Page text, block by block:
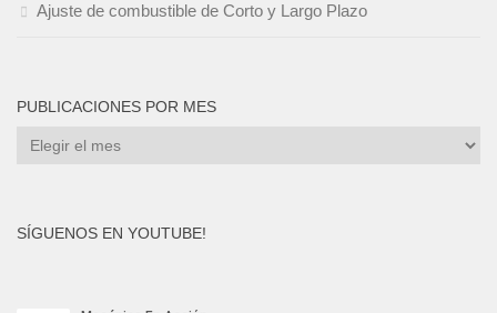
Ajuste de combustible de Corto y Largo Plazo
PUBLICACIONES POR MES
Publicaciones
SÍGUENOS EN YOUTUBE!